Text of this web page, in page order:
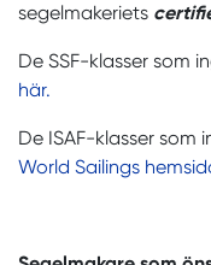
segelmakeriets
De SSF-klasser som
här.
De ISAF-klasser som
World Sailings